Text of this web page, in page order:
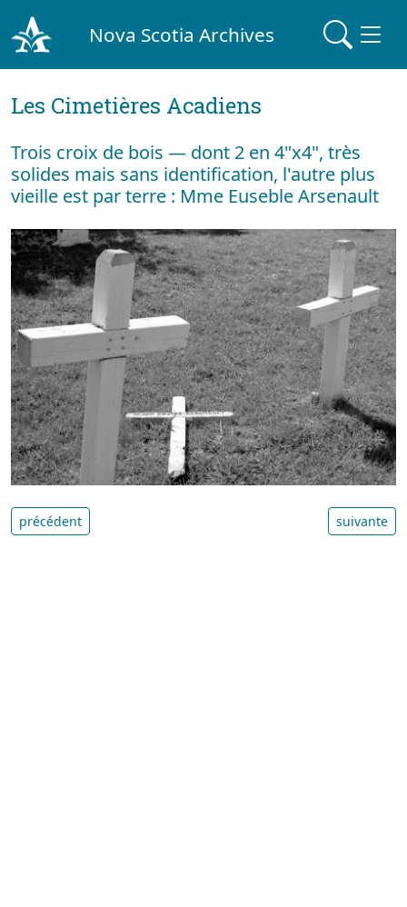
Nova Scotia Archives
Les Cimetières Acadiens
Trois croix de bois — dont 2 en 4"x4", très
solides mais sans identification, l'autre plus
vieille est par terre : Mme Euseble Arsenault
précédent suivante